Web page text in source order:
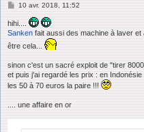
M
s
a
g
10 avr. 2018, 11:52
hihi....
Sanken fait aussi des machine à laver
être cela...
sinon c'est un sacré exploit de "tirer
et puis j'ai regardé les prix : en
les 50 à 70 euros la paire !!!
.... une affaire en or